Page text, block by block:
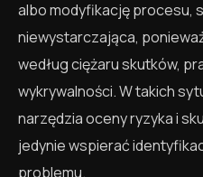
albo modyfikację procesu,
niewystarczająca,
według ciężaru skutków,
wykrywalności. W takich
narzędzia oceny ryzyka i
jedynie wspierać
problemu.